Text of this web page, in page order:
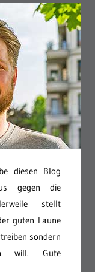
diesen Blog
gegen die
stellt
guten Laune
sondern
will. Gute